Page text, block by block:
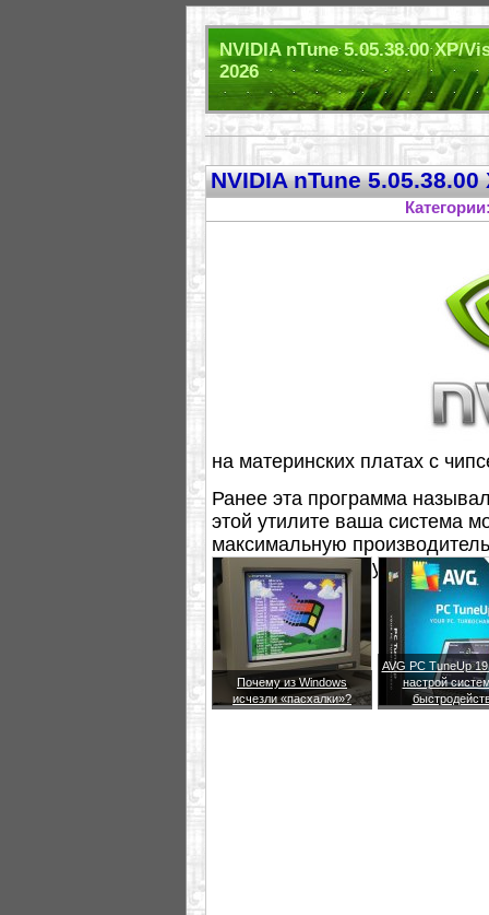
NVIDIA nTune 5.05.38.00 XP/
2026
NVIDIA nTune 5.05.38.00
на материнских платах с
Ранее эта программа
этой утилите ваша система
максимальную
настроить систему на
Почему из Windows
исчезли «пасхалки»?
AVG PC TuneUp
настрой